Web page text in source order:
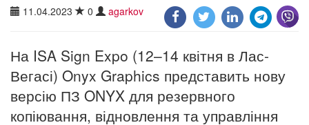
11.04.2023 0 agarkov
На ISA Sign Expo (12–14 квітня в Лас-
Вегасі) Onyx Graphics представить нову
версію ПЗ ONYX для резервного
копіювання, відновлення та управління